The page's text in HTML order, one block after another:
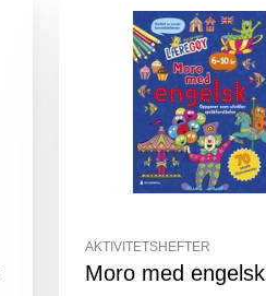
AKTIVITETSHEFTER
Moro med engelsk